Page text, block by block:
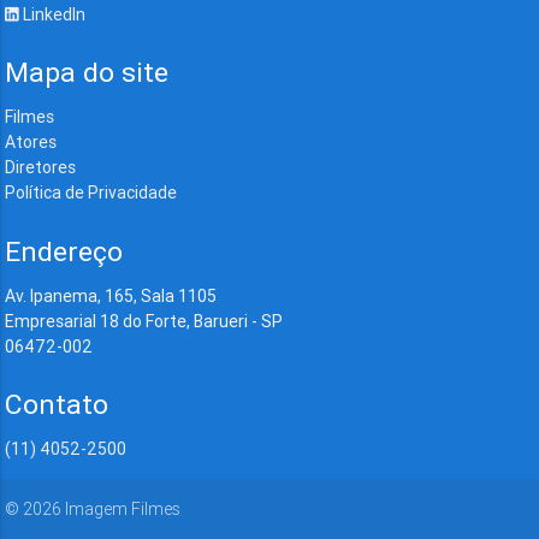
LinkedIn
Mapa do site
Filmes
Atores
Diretores
Política de Privacidade
Endereço
Av. Ipanema, 165, Sala 1105
Empresarial 18 do Forte, Barueri - SP
06472-002
Contato
(11) 4052-2500
© 2026 Imagem Filmes